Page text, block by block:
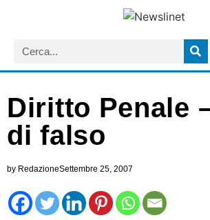
Diritto Penale
di falso
by RedazioneSettembre 25, 2007